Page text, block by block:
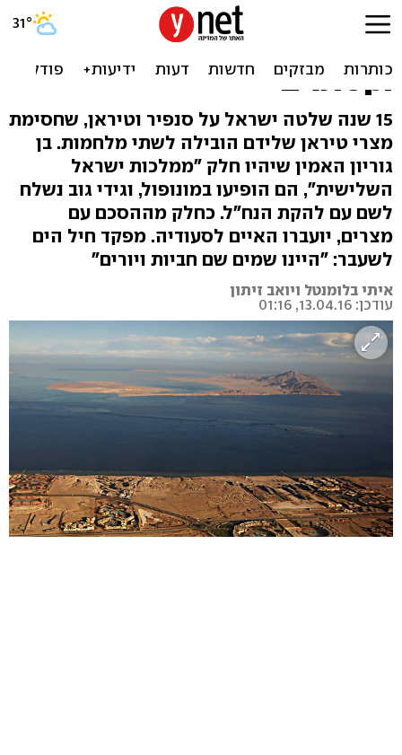
האיים שהיו בשליטת ישראל
עוברים לסעודיה: "צחיחים
וקסומים"
15 שנה שלטה ישראל על סנפיר וטיראן, שחסימת
מצרי טיראן שלידם הובילה לשתי מלחמות. בן
גוריון האמין שיהיו חלק "ממלכות ישראל
השלישית", הם הופיעו במונופול, וגידי גוב נשלח
לשם עם להקת הנח"ל. כחלק מההסכם עם
מצרים, יועברו האיים לסעודיה. מפקד חיל הים
לשעבר: "היינו שמים שם חביות ויורים"
איתי בלומנטל ויואב זיתון
עודכן: 13.04.16, 01:16